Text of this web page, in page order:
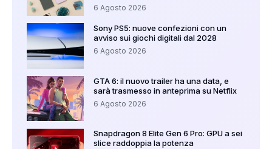
6 Agosto 2026
Sony PS5: nuove confezioni con un
avviso sui giochi digitali dal 2028
6 Agosto 2026
GTA 6: il nuovo trailer ha una data, e
sarà trasmesso in anteprima su Netflix
6 Agosto 2026
Snapdragon 8 Elite Gen 6 Pro: GPU a sei
slice raddoppia la potenza